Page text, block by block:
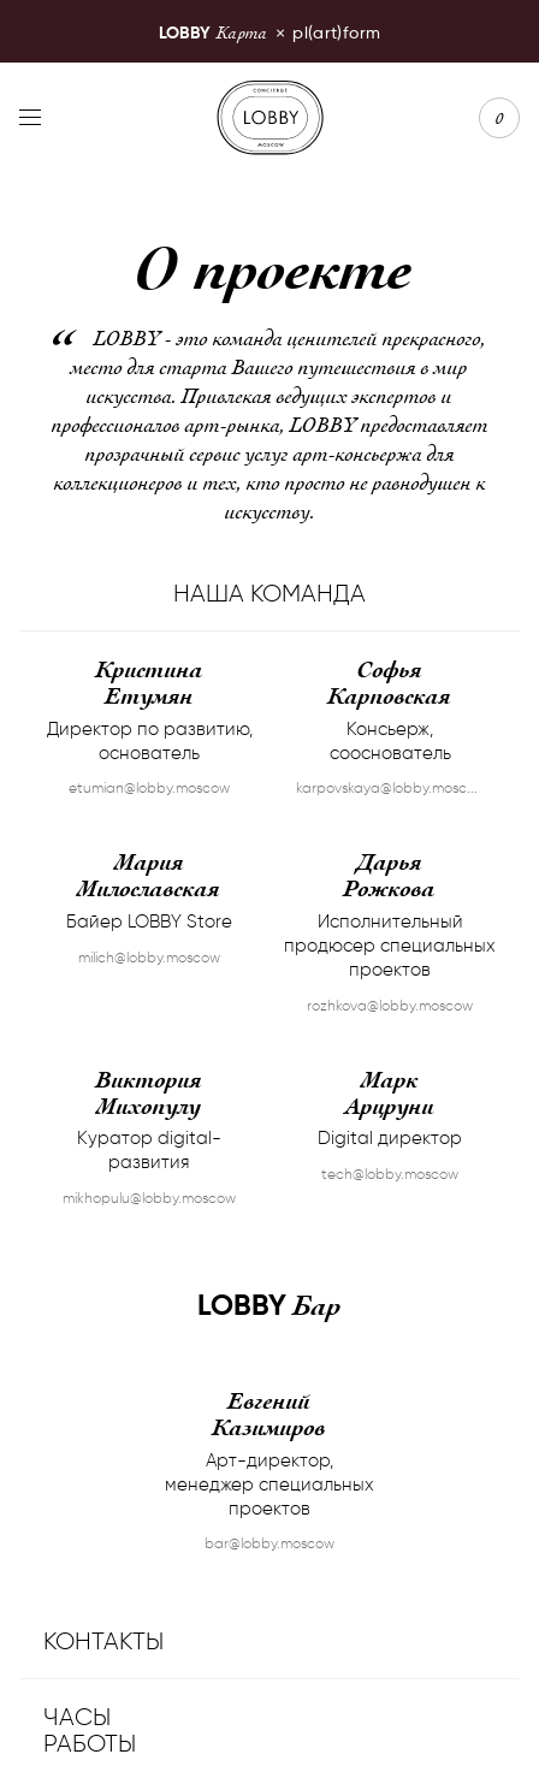
LOBBY Карта × pl(art)form
LOBBY Moscow
0
О проекте
LOBBY - это команда ценителей прекрасного,
место для старта Вашего путешествия в мир
искусства. Привлекая ведущих экспертов и
профессионалов арт-рынка, LOBBY предоставляет
прозрачный сервис услуг арт-консьержа для
коллекционеров и тех, кто просто не равнодушен к
искусству.
НАША КОМАНДА
Кристина
Етумян
Директор по развитию,
основатель
etumian@lobby.moscow
Софья
Карповская
Консьерж,
сооснователь
karpovskaya@lobby.moscow
Мария
Милославская
Байер LOBBY Store
milich@lobby.moscow
Дарья
Рожкова
Исполнительный
продюсер специальных
проектов
rozhkova@lobby.moscow
Виктория
Михопулу
Куратор digital-
развития
mikhopulu@lobby.moscow
Марк
Арцруни
Digital директор
tech@lobby.moscow
LOBBYБар
Евгений
Казимиров
Арт-директор,
менеджер специальных
проектов
bar@lobby.moscow
КОНТАКТЫ
ЧАСЫ
РАБОТЫ